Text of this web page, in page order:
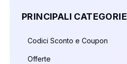
PRINCIPALI CATEGORIE
Codici Sconto e Coupon
Offerte